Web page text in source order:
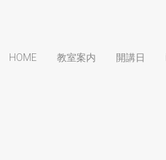
HOME 教室案内 開講日